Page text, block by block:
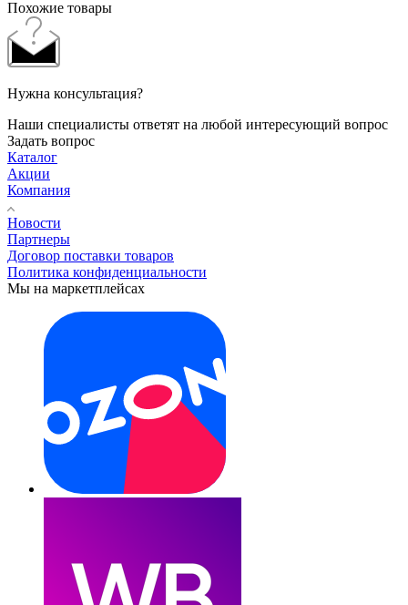
Похожие товары
Нужна консультация?
Наши специалисты ответят на любой интересующий вопрос
Задать вопрос
Каталог
Акции
Компания
Новости
Партнеры
Договор поставки товаров
Политика конфиденциальности
Мы на маркетплейсах